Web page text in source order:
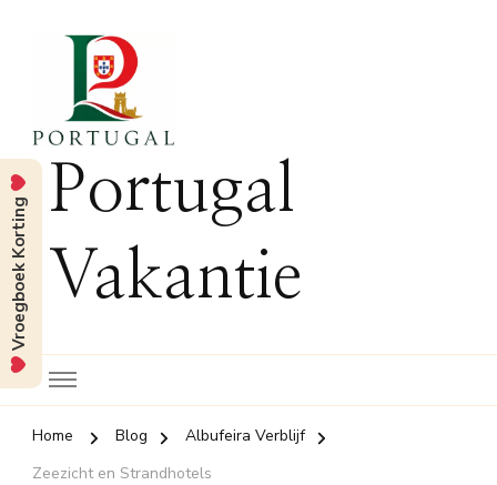
Portugal
Vakantie
Home Blog
Albufeira Verblijf
Zeezicht en Strandhotels
Vroegboek Korting